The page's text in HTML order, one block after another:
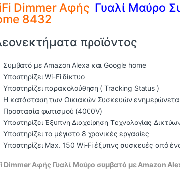
Dimmer Αφής Γυαλί Μαύρο
8432
προϊόντος
Συμβατό με Amazon Alexa και Google home
Υποστηρίζει Wi-Fi δίκτυο
Υποστηρίζει παρακολούθηση ( Tracking Status )
Η κατάσταση των Οικιακών Συσκευών ενημερώνεται
Προστασία φωτισμού (4000V)
Υποστηρίζει Έξυπνη Διαχείρηση Τεχνολογίας
Υποστηρίζει το μέγιστο 8 χρονικές εργασίες
Υποστηρίζει Max. 150 Wi-Fi έξυπνς συσκευές από
Dimmer Αφής Γυαλί Μαύρο συμβατό με Amazon